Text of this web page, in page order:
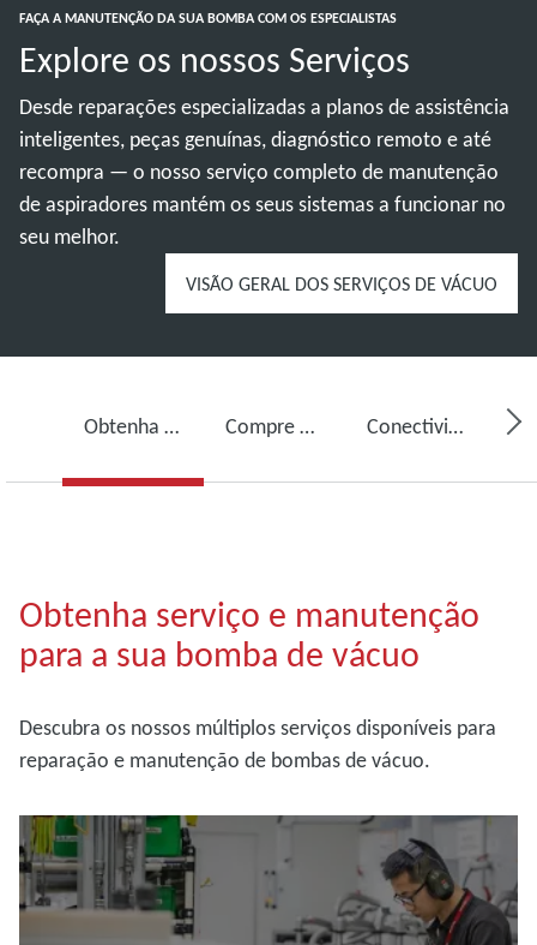
FAÇA A MANUTENÇÃO DA SUA BOMBA COM OS ESPECIALISTAS
Explore os nossos Serviços
Desde reparações especializadas a planos de assistência
inteligentes, peças genuínas, diagnóstico remoto e até
recompra — o nosso serviço completo de manutenção
de aspiradores mantém os seus sistemas a funcionar no
seu melhor.
VISÃO GERAL DOS SERVIÇOS DE VÁCUO
Obtenha serviço para a sua bomba de vácuo Compre óleo para bomba de vácuo, peças sobressalentes e kits Conectividade, monitorização e deteção
Obtenha serviço e manutenção
para a sua bomba de vácuo
Descubra os nossos múltiplos serviços disponíveis para
reparação e manutenção de bombas de vácuo.